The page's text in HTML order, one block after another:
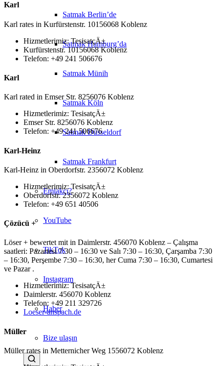
Satmak Berlin’de
Satmak Hamburg’da
Satmak Münih
Satmak Köln
Satmak Düsseldorf
Satmak Frankfurt
Emlakçı?
YouTube
TikTok
Instagram
Haber
Bize ulaşın
Karl
Karl rates in Kurfürstenstr. 10156068 Koblenz
Hizmetlerimiz: TesisatçÄ±
Kurfürstenstr. 10156068 Koblenz
Telefon: +49 241 506676
Karl
Karl rated in Emser Str. 8256076 Koblenz
Hizmetlerimiz: TesisatçÄ±
Emser Str. 8256076 Koblenz
Telefon: +49 241 506676
Karl-Heinz
Karl-Heinz in Oberdorfstr. 2356072 Koblenz
Hizmetlerimiz: TesisatçÄ±
Oberdorfstr. 2356072 Koblenz
Telefon: +49 651 40506
Çözücü +
Löser + bewertet mit in Daimlerstr. 456070 Koblenz – Çalışma
saatleri: Pazartesi 7:30 – 16:30 ve Salı 7:30 – 16:30, Çarşamba 7:30
– 16:30, Perşembe 7:30 – 16:30, her Cuma 7:30 – 16:30, Cumartesi
ve Pazar .
Hizmetlerimiz: TesisatçÄ±
Daimlerstr. 456070 Koblenz
Telefon: +49 211 329726
Loeser-anspach.de
Müller
Müller rates in Metternicher Weg 1556072 Koblenz